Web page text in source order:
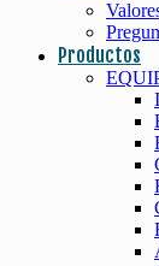
Productos